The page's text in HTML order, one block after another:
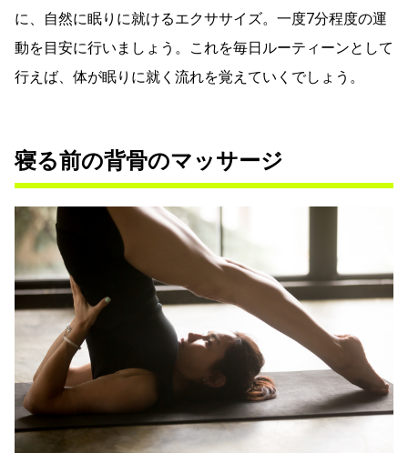
に、自然に眠りに就けるエクササイズ。一度7分程度の運
動を目安に行いましょう。これを毎日ルーティーンとして
行えば、体が眠りに就く流れを覚えていくでしょう。
寝る前の背骨のマッサージ